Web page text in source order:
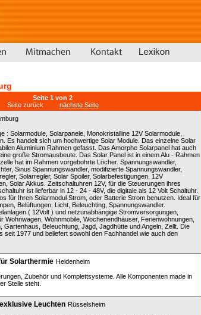
Seite 1 von 2
Seite zurück nächste Seite
: Solarmodule, Solarpanele, Monokristalline 12V Solarmodule,
Es handelt sich um hochwertige Solar Module. Das einzelne Solar
Aluminium Rahmen gefasst. Das Amorphe Solarpanel hat auch
große Stromausbeute. Das Solar Panel ist in einem Alu - Rahmen
hat im Rahmen vorgebohrte Löcher. Spannungswandler,
Sinus Spannungswandler, modifizierte Spannungswandler,
Solarregler, Solar Spoiler, Solarbefestigungen, 12V
Solar Akkus. Zeitschaltuhren 12V, für die Steuerungen ihres
ist lieferbar in 12 - 24 - 48V, die digitale als 12 Volt Schaltuhr.
für Ihren Solarmodul Strom, oder Batterie Strom benutzen. Ideal für
Belüftungen, Licht, Beleuchting, Spannungswandler.
( 12Volt ) und netzunabhängige Stromversorgungen,
Wohnwagen, Wohnmobile, Wochenendhäuser, Ferienwohnungen,
Gartenhaus, Beleuchtung, Jagd, Jagdhütte und Angeln, Zellt. Die
seit 1977 und beliefert sowohl den Fachhandel wie auch den
Solarthermie Heidenheim
Zubehör und Komplettsysteme. Alle Komponenten made in
Stelle steht.
Leuchten Rüsselsheim